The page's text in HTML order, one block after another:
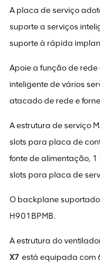
A placa de serviço
suporte a serviços
suporte à rápida
Apoie a função de
inteligente de vários
atacado de rede e
A estrutura de serviço
slots para placa de
fonte de alimentação,
slots para placa de
O backplane
H901BPMB.
A estrutura do
X7 está equipada com